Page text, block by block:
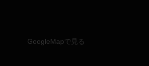
GoogleMapで見る